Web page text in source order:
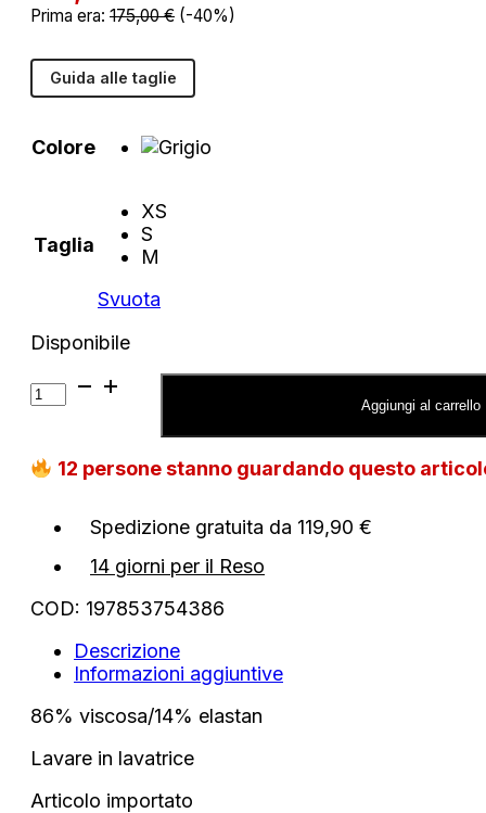
Prima era: 175,00€ (-40%)
Guida alle taglie
Colore
Taglia
XS
S
M
Svuota
Disponibile
Abito
Michael
stampa
quantità
Aggiungi al carrello
12 persone stanno guardando questo
Spedizione gratuita da 119,90 €
14 giorni per il Reso
COD: 197853754386
Descrizione
Informazioni aggiuntive
86% viscosa/14% elastan
Lavare in lavatrice
Articolo importato